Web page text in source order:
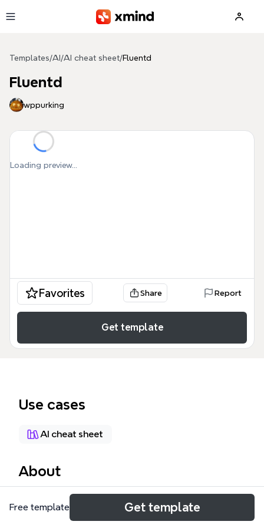
Templates/AI /AI cheat sheet/Fluentd
Fluentd
wppurking
Loading preview...
Favorites Share Report
Get template
Use cases
AI cheat sheet
About
Fluentd 是一个开源的数据收集器，用于统一日志层。
这张 Fluentd 思维导图模板涵盖了 119 个节点，详细介
Free template Get template